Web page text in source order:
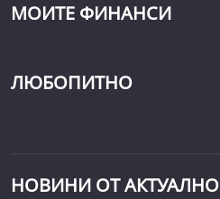
МОИТЕ ФИНАНСИ
ЛЮБОПИТНО
НОВИНИ ОТ АКТУАЛНО